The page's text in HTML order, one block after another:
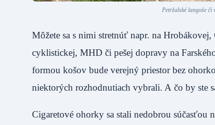
Petržalské langoše či
Môžete sa s nimi stretnúť napr. na
cyklistickej, MHD či pešej dopravy na
formou košov bude verejný priestor bez
niektorých rozhodnutiach vybrali. A čo by ste
Cigaretové ohorky sa stali nedobrou súčasťou